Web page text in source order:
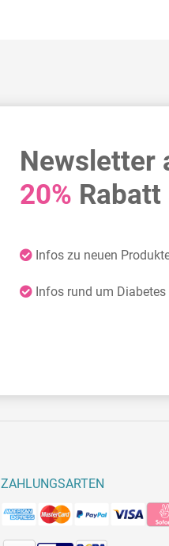
Newsletter
20%
Infos zu neuen
Infos rund um Diabetes
ZAHLUNGSARTEN